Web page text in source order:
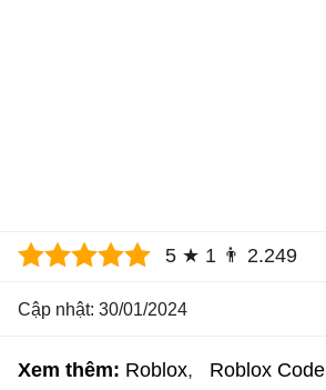
5 ★ 1 👨 2.249
Cập nhật: 30/01/2024
Xem thêm: Roblox Roblox Code